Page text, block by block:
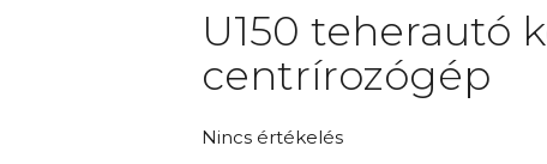
U150 teherautó
centrírozógép
A
Nincs értékelés